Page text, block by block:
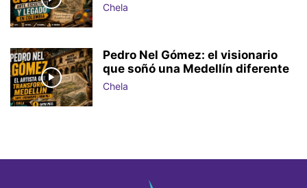
Chela
Pedro Nel Gómez: el visionario
que soñó una Medellín diferente
Chela